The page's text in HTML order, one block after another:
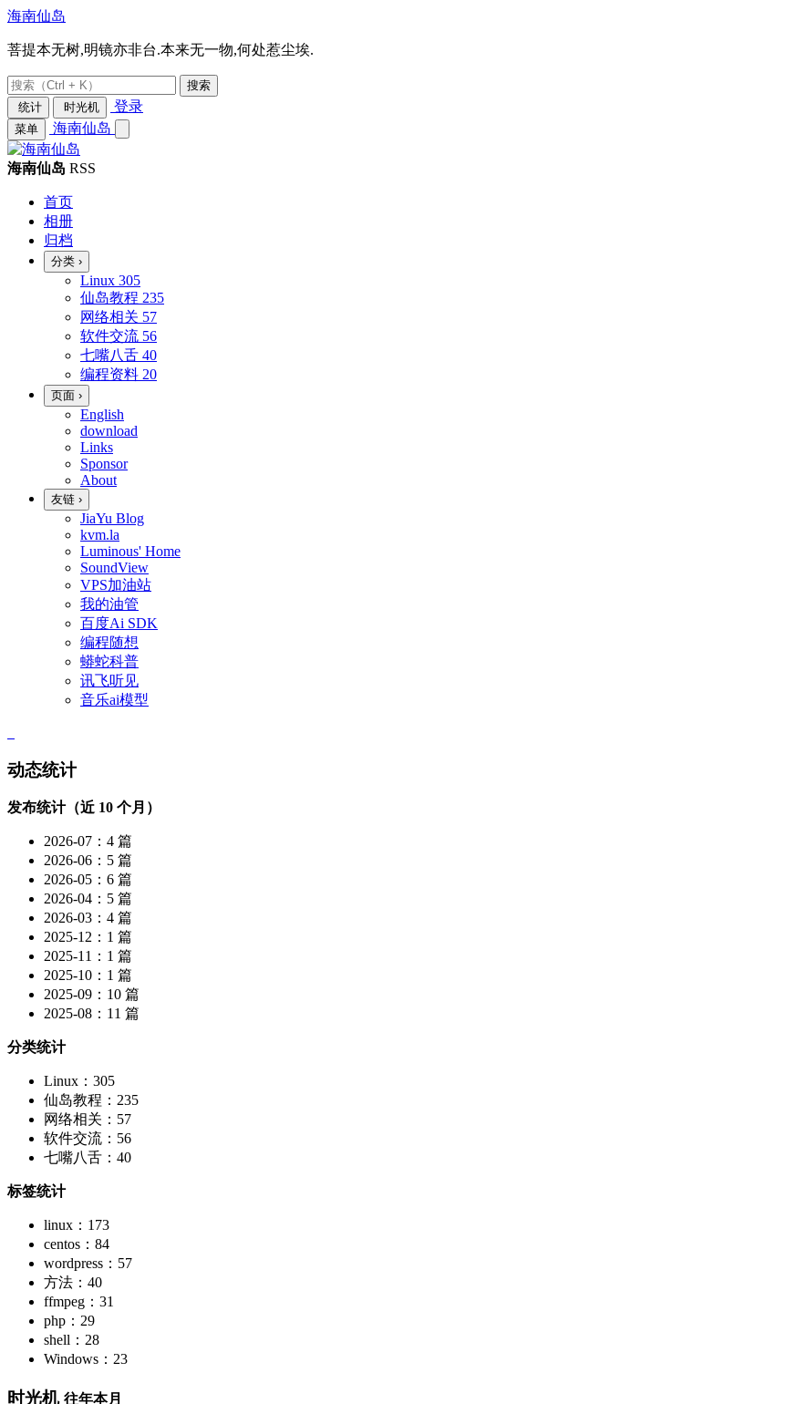
海南仙岛
菩提本无树,明镜亦非台.本来无一物,何处惹尘埃.
搜索
统计
时光机 登录
菜单 海南仙岛
海南仙岛 RSS
首页
相册
归档
分类 ›
Linux 305
仙岛教程 235
网络相关 57
软件交流 56
七嘴八舌 40
编程资料 20
页面 ›
English
download
Links
Sponsor
About
友链 ›
JiaYu Blog
kvm.la
Luminous' Home
SoundView
VPS加油站
我的油管
百度Ai SDK
编程随想
蟒蛇科普
讯飞听见
音乐ai模型
动态统计
发布统计（近 10 个月）
2026-07：4 篇
2026-06：5 篇
2026-05：6 篇
2026-04：5 篇
2026-03：4 篇
2025-12：1 篇
2025-11：1 篇
2025-10：1 篇
2025-09：10 篇
2025-08：11 篇
分类统计
Linux：305
仙岛教程：235
网络相关：57
软件交流：56
七嘴八舌：40
标签统计
linux：173
centos：84
wordpress：57
方法：40
ffmpeg：31
php：29
shell：28
Windows：23
时光机 往年本月